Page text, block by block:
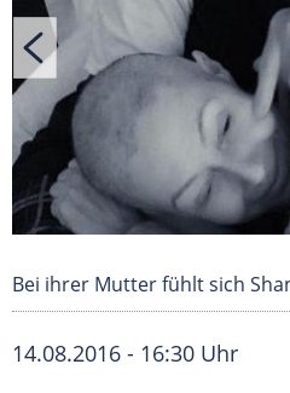
Bei ihrer Mutter fühlt sich
14.08.2016 - 16:30 Uhr